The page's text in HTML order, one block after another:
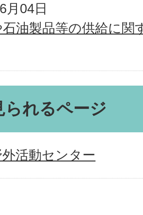
月04日
油製品等の供給に関
られるページ
活動センター